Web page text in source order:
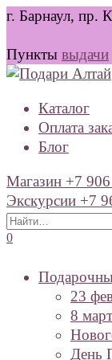
Перейти
содержанию
г. Барнаул, пр.
Пункты выдачи
Каталог
Оплата
Блог
Магазин +7
Экскурсии +7
Search
for:
0
23
8
День